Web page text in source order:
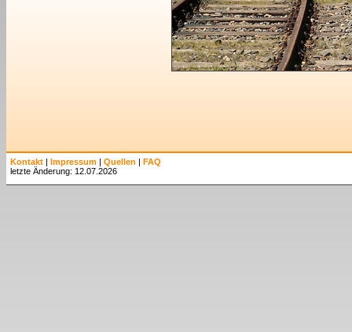
Kontakt | Impressum | Quellen | FAQ
letzte Änderung: 12.07.2026